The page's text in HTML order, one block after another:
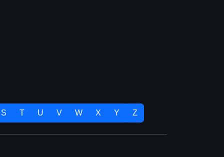
S T U V W X Y Z